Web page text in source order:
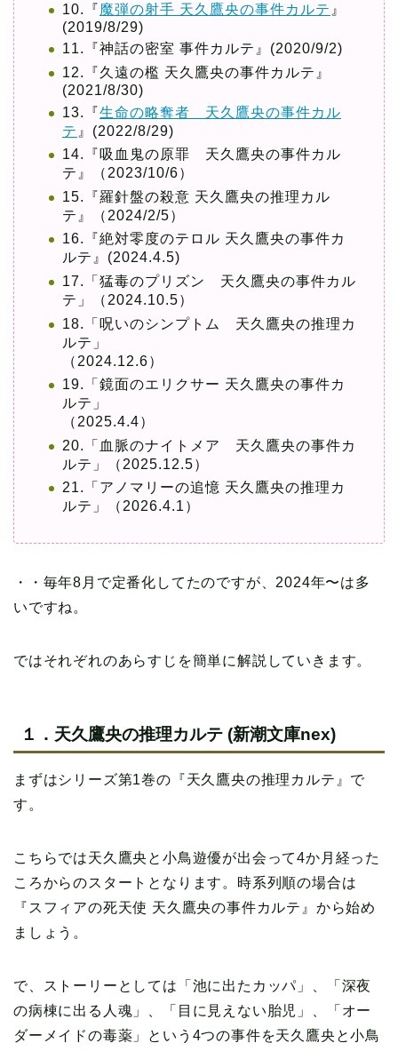
10.『魔弾の射手 天久鷹央の事件カルテ 』
(2019/8/29)
11.『神話の密室 事件カルテ』(2020/9/2)
12.『久遠の檻 天久鷹央の事件カルテ』
(2021/8/30)
13.『生命の略奪者 天久鷹央の事件カル
テ 』(2022/8/29)
14.『吸血鬼の原罪 天久鷹央の事件カル
テ』（2023/10/6）
15.『羅針盤の殺意 天久鷹央の推理カル
テ』（2024/2/5）
16.『絶対零度のテロル 天久鷹央の事件カ
ルテ』(2024.4.5)
17.「猛毒のプリズン 天久鷹央の事件カル
テ」（2024.10.5）
18.「呪いのシンプトム 天久鷹央の推理カ
ルテ」
（2024.12.6）
19.「鏡面のエリクサー 天久鷹央の事件カ
ルテ」
（2025.4.4）
20.「血脈のナイトメア 天久鷹央の事件カ
ルテ」（2025.12.5）
21.「アノマリーの追憶 天久鷹央の推理カ
ルテ」（2026.4.1）
・・毎年8月で定番化してたのですが、2024年〜は多
いですね。
ではそれぞれのあらすじを簡単に解説していきます。
１．天久鷹央の推理カルテ (新潮文庫nex)
まずはシリーズ第1巻の『天久鷹央の推理カルテ』で
す。
こちらでは天久鷹央と小鳥遊優が出会って4か月経った
ころからのスタートとなります。時系列順の場合は
『スフィアの死天使 天久鷹央の事件カルテ』から始め
ましょう。
で、ストーリーとしては「池に出たカッパ」、「深夜
の病棟に出る人魂」、「目に見えない胎児」、「オー
ダーメイドの毒薬」という4つの事件を天久鷹央と小鳥